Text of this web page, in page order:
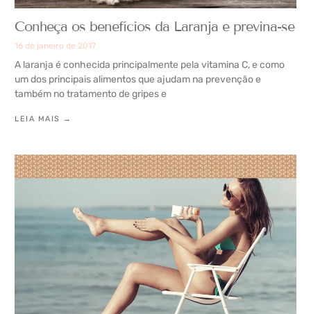
Conheça os benefícios da Laranja e previna-se
16 de janeiro de 2017
A laranja é conhecida principalmente pela vitamina C, e como
um dos principais alimentos que ajudam na prevenção e
também no tratamento de gripes e
LEIA MAIS →